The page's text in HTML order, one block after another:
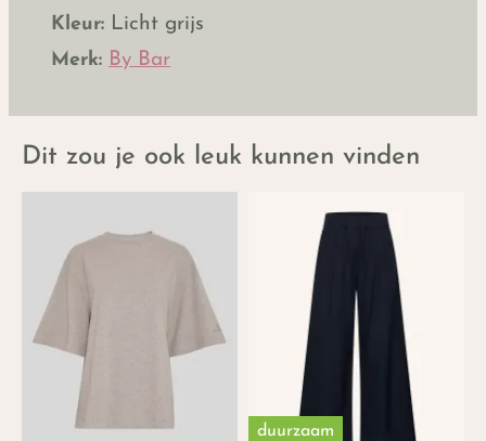
Kleur: Licht grijs
Merk: By Bar
Dit zou je ook leuk kunnen vinden
duurzaam